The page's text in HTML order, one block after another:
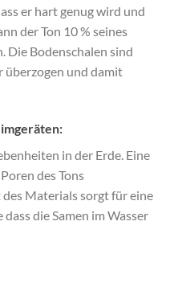
er hart genug wird und
der Ton 10 % seines
Die Bodenschalen sind
überzogen und damit
in der Erde. Eine
des Tons
Materials sorgt für eine
die Samen im Wasser